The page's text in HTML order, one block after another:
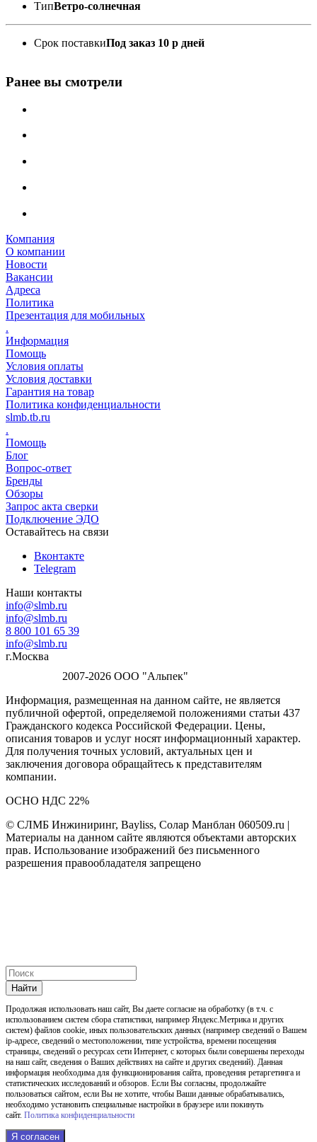
ТипВетро-солнечная
Срок поставкиПод заказ 10 р дней
Ранее вы смотрели
Компания
О компании
Новости
Вакансии
Адреса
Политика
Презентация для мобильных
.
Информация
Помощь
Условия оплаты
Условия доставки
Гарантия на товар
Политика конфиденциальности
slmb.tb.ru
.
Помощь
Блог
Вопрос-ответ
Бренды
Обзоры
Запрос акта сверки
Подключение ЭДО
Оставайтесь на связи
Вконтакте
Telegram
Наши контакты
info@slmb.ru
info@slmb.ru
8 800 101 65 39
info@slmb.ru
г.Москва
2007-2026 ООО "Альпек"
Информация, размещенная на данном сайте, не является
публичной офертой, определяемой положениями статьи 437
Гражданского кодекса Российской Федерации. Цены,
описания товаров и услуг носят информационный характер.
Для получения точных условий, актуальных цен и
заключения договора обращайтесь к представителям
компании.
ОСНО НДС 22%
© СЛМБ Инжиниринг, Bayliss, Солар Манблан 060509.ru |
Материалы на данном сайте являются объектами авторских
прав. Использование изображений без письменного
разрешения правообладателя запрещено
Найти
Продолжая использовать наш cайт, Вы даете согласие на обработку (в т.ч. с
использованием систем сбора статистики, например Яндекс.Метрика и других
систем) файлов cookie, иных пользовательских данных (например сведений о Вашем
ip-адресе, сведений о местоположении, типе устройства, времени посещения
страницы, сведений о ресурсах сети Интернет, с которых были совершены переходы
на наш сайт, сведения о Ваших действиях на сайте и других сведений). Данная
информация необходима для функционирования сайта, проведения ретаргетинга и
статистических исследований и обзоров. Если Вы согласны, продолжайте
пользоваться сайтом, если Вы не хотите, чтобы Ваши данные обрабатывались,
необходимо установить специальные настройки в браузере или покинуть
сайт. Политика конфиденциальности
Я согласен